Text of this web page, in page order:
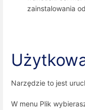
zainstalowania
Narzędzie to jest
W menu Plik